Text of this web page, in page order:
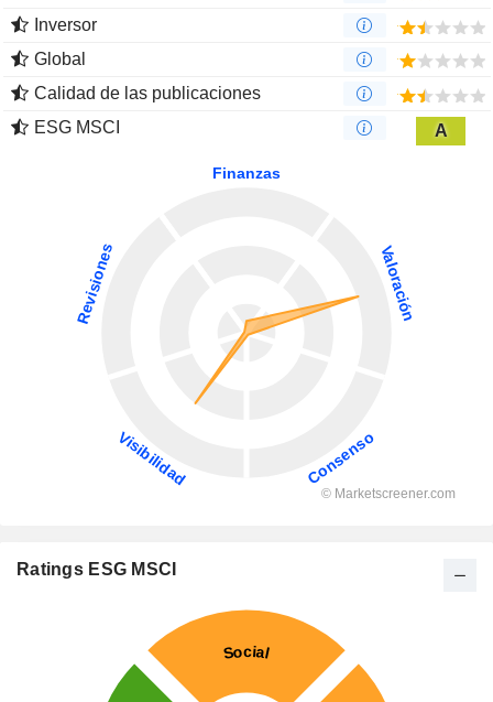
Inversor
Global
Calidad de las publicaciones
ESG MSCI
A
Ratings ESG MSCI